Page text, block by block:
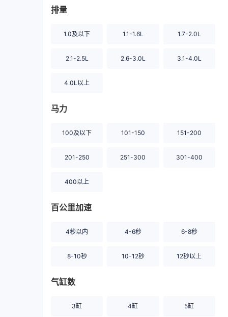
排量
1.0及以下 1.1-1.6L 1.7-2.0L
2.1-2.5L 2.6-3.0L 3.1-4.0L
4.0L以上
马力
100及以下 101-150 151-200
201-250 251-300 301-400
400以上
百公里加速
4秒以内 4-6秒 6-8秒
8-10秒 10-12秒 12秒以上
气缸数
3缸 4缸 5缸